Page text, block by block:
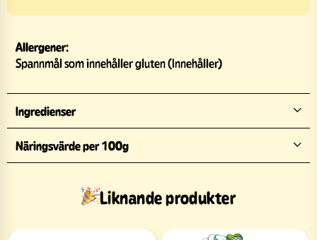
Allergener:
Spannmål som innehåller gluten (Innehåller)
Ingredienser
Näringsvärde per 100g
Liknande produkter